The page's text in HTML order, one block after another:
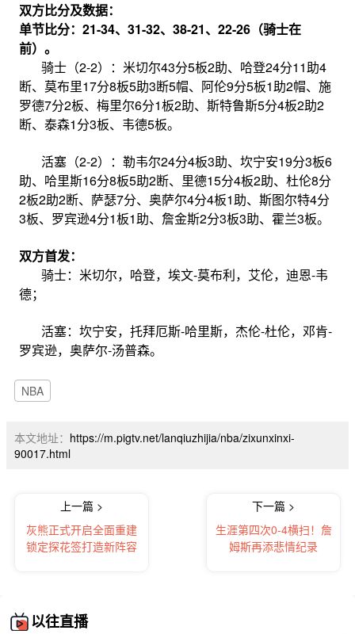
双方比分及数据：
单节比分：21-34、31-32、38-21、22-26（骑士在
前）。
骑士（2-2）：米切尔43分5板2助、哈登24分11助4
断、莫布里17分8板5助3断5帽、阿伦9分5板1助2帽、施
罗德7分2板、梅里尔6分1板2助、斯特鲁斯5分4板2助2
断、泰森1分3板、韦德5板。
活塞（2-2）：勒韦尔24分4板3助、坎宁安19分3板6
助、哈里斯16分8板5助2断、里德15分4板2助、杜伦8分
2板2助2断、萨瑟7分、奥萨尔4分4板1助、斯图尔特4分
3板、罗宾逊4分1板1助、詹金斯2分3板3助、霍兰3板。
双方首发：
骑士：米切尔，哈登，埃文-莫布利，艾伦，迪恩-韦
德；
活塞：坎宁安，托拜厄斯-哈里斯，杰伦-杜伦，邓肯-
罗宾逊，奥萨尔-汤普森。
NBA
本文地址： https://m.pigtv.net/lanqiuzhijia/nba/zixunxinxi-
90017.html
上一篇 >
灰熊正式开启全面重建
锁定探花签打造新阵容
下一篇 >
生涯第四次0-4横扫！詹
姆斯再添悲情纪录
以往直播